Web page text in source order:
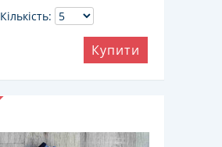
Кількість:
Купити